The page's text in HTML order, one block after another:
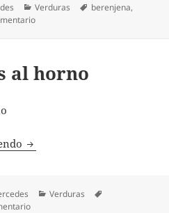
Categorías
Verduras Etiquetas
berenjena,
en Lasaña de berenjena
al horno
Champiñones al horno
Categorías
Verduras
en Champiñones al horno